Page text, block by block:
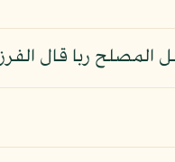
المصلح ربا قال